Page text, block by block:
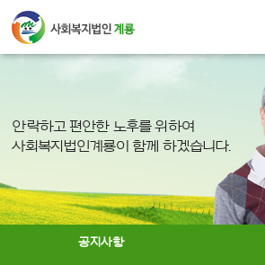
안락하고 편안한 노후를 위하여
사회복지법인계룡이 함께 하겠습니다.
공지사항